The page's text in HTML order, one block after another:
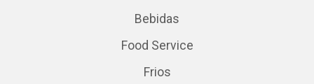
Bebidas
Food Service
Frios